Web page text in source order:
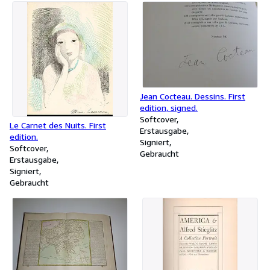
Le Carnet des Nuits. First
edition.
Softcover
Erstausgabe
Signiert
Gebraucht
Jean Cocteau. Dessins. First
edition, signed.
Softcover
Erstausgabe
Signiert
Gebraucht